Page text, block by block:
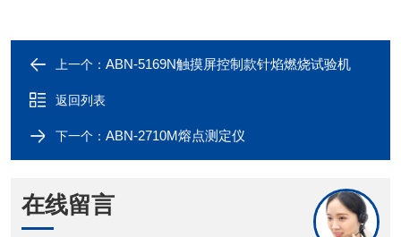
上一个： ABN-5169N触摸屏控制款针焰燃烧试验机
返回列表
下一个： ABN-2710M熔点测定仪
在线留言